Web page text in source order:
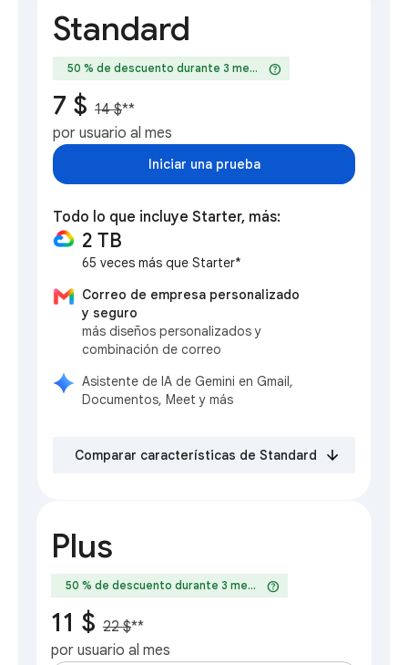
Standard
50 % de descuento durante 3 meseshelp
7 $ 14 $**
por usuario al mes
Iniciar una prueba
Todo lo que incluye Starter, más:
2 TB
65 veces más que Starter*
Correo de empresa personalizado
y seguro
más diseños personalizados y
combinación de correo
Asistente de IA de Gemini en Gmail,
Documentos, Meet y más
Comparar características de Standard
Plus
50 % de descuento durante 3 meseshelp
11 $ 22 $**
por usuario al mes